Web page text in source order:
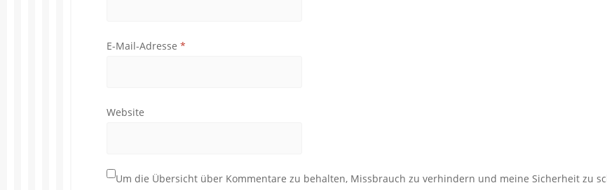
E-Mail-Adresse *
Website
Um die Übersicht über Kommentare zu behalten, Missbrauch zu verhindern und meine Sicherheit zu